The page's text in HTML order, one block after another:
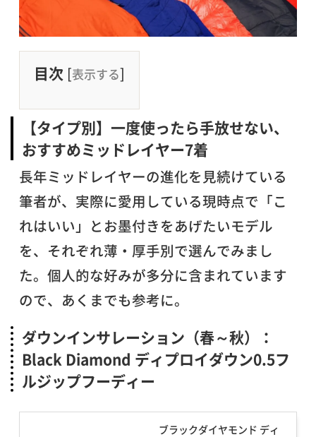
目次 [表示する]
【タイプ別】一度使ったら手放せない、
おすすめミッドレイヤー7着
長年ミッドレイヤーの進化を見続けている
筆者が、実際に愛用している現時点で「こ
れはいい」とお墨付きをあげたいモデル
を、それぞれ薄・厚手別で選んでみまし
た。個人的な好みが多分に含まれています
ので、あくまでも参考に。
ダウンインサレーション（春～秋）：
Black Diamond ディプロイダウン0.5フ
ルジップフーディー
ブラックダイヤモンド ディ